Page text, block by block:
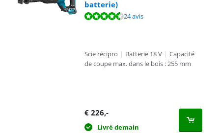
batterie)
La note est de 9,0 sur 10, basée sur 24 avis.24 avis
Scie récipro | Batterie 18 V | Capacité
de coupe max. dans le bois : 255 mm
€ 226,-
Livré demain